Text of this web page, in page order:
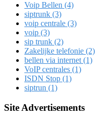
Voip Bellen (4)
siptrunk (3)
voip centrale (3)
voip (3)
sip trunk (2)
Zakelijke telefonie (2)
bellen via internet (1)
VoIP centrales (1)
ISDN Stop (1)
siptrun (1)
Site Advertisements